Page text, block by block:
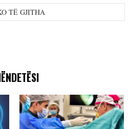
TË GJITHA